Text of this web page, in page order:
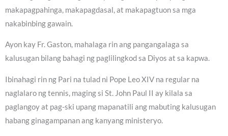
makapagpahinga, makapagdasal, at makapagtuon sa mga
nakabinbing gawain.
Ayon kay Fr. Gaston, mahalaga rin ang pangangalaga sa
kalusugan bilang bahagi ng paglilingkod sa Diyos at sa kapwa.
Ibinahagi rin ng Pari na tulad ni Pope Leo XIV na regular na
naglalaro ng tennis, maging si St. John Paul II ay kilala sa
paglangoy at pag-ski upang mapanatili ang mabuting kalusugan
habang ginagampanan ang kanyang ministeryo.